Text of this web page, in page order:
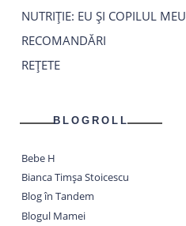
NUTRIȚIE: EU ȘI COPILUL MEU
RECOMANDĂRI
REȚETE
BLOGROLL
Bebe H
Bianca Timșa Stoicescu
Blog în Tandem
Blogul Mamei